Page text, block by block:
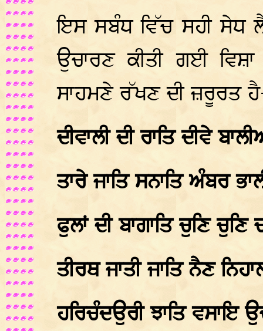
ਇਸ ਸਬੰਧ ਵਿੱਚ ਸਹੀ ਸੇਧ
ਉਚਾਰਣ ਕੀਤੀ ਗਈ
ਸਾਹਮਣੇ ਰੱਖਣ ਦੀ ਜ਼ਰੂਰਤ
ਦੀਵਾਲੀ ਦੀ ਰਾਤਿ ਦੀਵੇ
ਤਾਰੇ ਜਾਤਿ ਸਨਾਤਿ ਅੰਬਰ
ਫੁਲਾਂ ਦੀ ਬਾਗਾਤਿ ਚੁਣਿ ਚੁਣਿ
ਤੀਰਥ ਜਾਤੀ ਜਾਤਿ ਨੈਣ
ਹਰਿਚੰਦਉਰੀ ਝਾਤਿ ਵਸਾਇ